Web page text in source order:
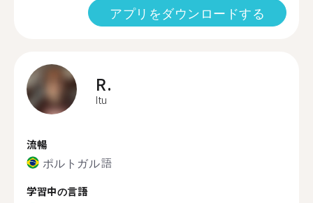
アプリをダウンロードする
R.
Itu
流暢
ポルトガル語
学習中の言語